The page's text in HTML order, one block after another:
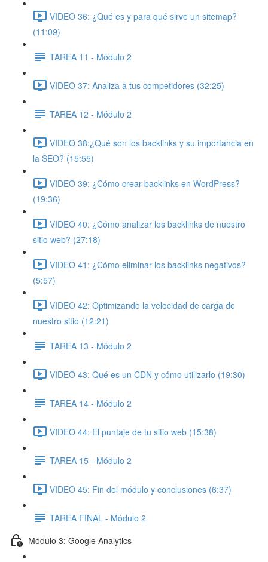
VIDEO 36: ¿Qué es y para qué sirve un sitemap?
(11:09)
TAREA 11 - Módulo 2
VIDEO 37: Analiza a tus competidores (32:25)
TAREA 12 - Módulo 2
VIDEO 38:¿Qué son los backlinks y su importancia en
la SEO? (15:55)
VIDEO 39: ¿Cómo crear backlinks en WordPress?
(19:36)
VIDEO 40: ¿Cómo analizar los backlinks de nuestro
sitio web? (27:18)
VIDEO 41: ¿Cómo eliminar los backlinks negativos?
(5:57)
VIDEO 42: Optimizando la velocidad de carga de
nuestro sitio (12:21)
TAREA 13 - Módulo 2
VIDEO 43: Qué es un CDN y cómo utilizarlo (19:30)
TAREA 14 - Módulo 2
VIDEO 44: El puntaje de tu sitio web (15:38)
TAREA 15 - Módulo 2
VIDEO 45: Fin del módulo y conclusiones (6:37)
TAREA FINAL - Módulo 2
Módulo 3: Google Analytics